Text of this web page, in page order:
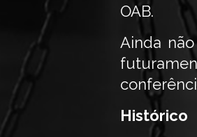
OAB.
Ainda
Histórico